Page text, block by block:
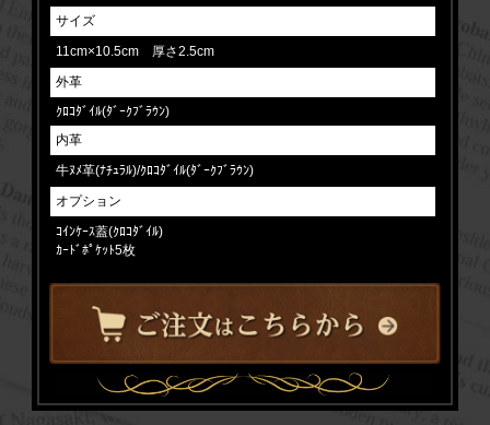
サイズ
11cm×10.5cm 厚さ2.5cm
外革
ｸﾛｺﾀﾞｲﾙ(ﾀﾞｰｸﾌﾞﾗｳﾝ)
内革
牛ﾇﾒ革(ﾅﾁｭﾗﾙ)/ｸﾛｺﾀﾞｲﾙ(ﾀﾞｰｸﾌﾞﾗｳﾝ)
オプション
ｺｲﾝｹｰｽ蓋(ｸﾛｺﾀﾞｲﾙ)
ｶｰﾄﾞﾎﾟｹｯﾄ5枚